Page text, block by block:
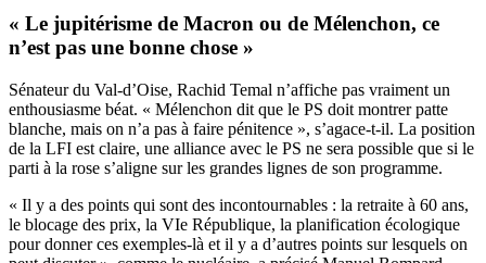
« Le jupitérisme de Macron ou de Mélenchon, ce
n’est pas une bonne chose »
Sénateur du Val-d’Oise, Rachid Temal n’affiche pas vraiment un
enthousiasme béat. « Mélenchon dit que le PS doit montrer patte
blanche, mais on n’a pas à faire pénitence », s’agace-t-il. La position
de la LFI est claire, une alliance avec le PS ne sera possible que si le
parti à la rose s’aligne sur les grandes lignes de son programme.
« Il y a des points qui sont des incontournables : la retraite à 60 ans,
le blocage des prix, la VIe République, la planification écologique
pour donner ces exemples-là et il y a d’autres points sur lesquels on